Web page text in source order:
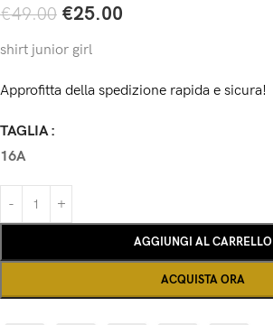
€49.00 €25.00
shirt junior girl
Approfitta della spedizione rapida e sicura!
TAGLIA
16A
AGGIUNGI AL CARRELLO
ACQUISTA ORA